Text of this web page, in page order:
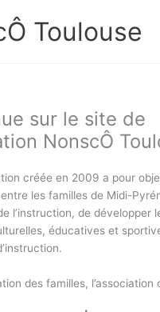
Toulouse
sur le site de
NonscÔ
créée en 2009 a pour
les familles de Midi-
l’instruction, de développer
éducatives et
des familles, l’association